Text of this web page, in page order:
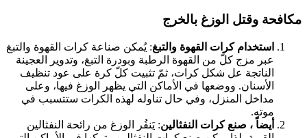
وقتل الوزغ بالخرج
استخدام كرات القهوة والتبغ: يُمكن صناعة كرات القهوة والتبغ
عبر مزج كلّ من القهوة الرطبة وبودرة التبغ، وتدوير العجينة
الناتجة عل شكل كرات، ثمّ تثبيت كلّ كرة على عود تنظيف
الأسنان. ووضعها في الأماكن التي يظهر الوزغ فيها، وعلى
مداخل المنزل، وفي حال تناوله لهذه الكرات ستتسبب في
موته.
أيضاً ، صنع كرات النفثالين: يَنفُر الوزغ من رائحة النفثالين